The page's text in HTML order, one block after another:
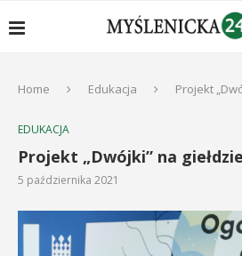
Home Edukacja Projekt
EDUKACJA
Projekt „Dwójki” na
5 października 2021